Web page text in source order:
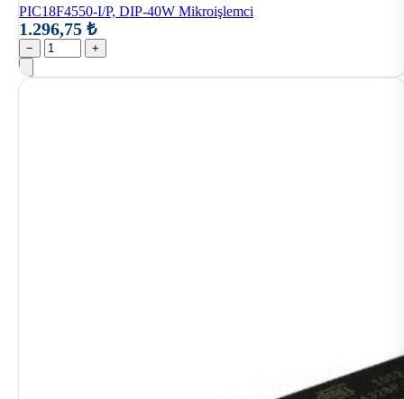
PIC18F4550-I/P, DIP-40W Mikroişlemci
1.296,75 ₺
− +